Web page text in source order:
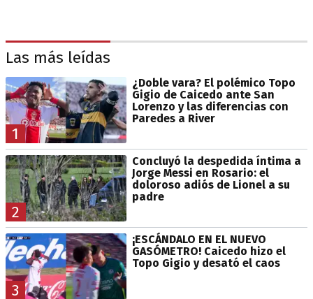
Las más leídas
1
¿Doble vara? El polémico Topo
Gigio de Caicedo ante San
Lorenzo y las diferencias con
Paredes a River
2
Concluyó la despedida íntima a
Jorge Messi en Rosario: el
doloroso adiós de Lionel a su
padre
3
¡ESCÁNDALO EN EL NUEVO
GASÓMETRO! Caicedo hizo el
Topo Gigio y desató el caos